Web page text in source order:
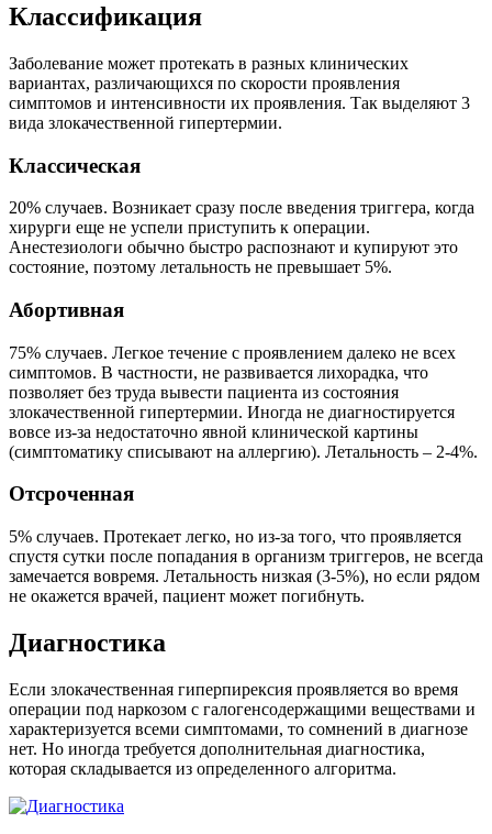
Классификация
Заболевание может протекать в разных клинических
вариантах, различающихся по скорости проявления
симптомов и интенсивности их проявления. Так выделяют 3
вида злокачественной гипертермии.
Классическая
20% случаев. Возникает сразу после введения триггера, когда
хирурги еще не успели приступить к операции.
Анестезиологи обычно быстро распознают и купируют это
состояние, поэтому летальность не превышает 5%.
Абортивная
75% случаев. Легкое течение с проявлением далеко не всех
симптомов. В частности, не развивается лихорадка, что
позволяет без труда вывести пациента из состояния
злокачественной гипертермии. Иногда не диагностируется
вовсе из-за недостаточно явной клинической картины
(симптоматику списывают на аллергию). Летальность – 2-4%.
Отсроченная
5% случаев. Протекает легко, но из-за того, что проявляется
спустя сутки после попадания в организм триггеров, не всегда
замечается вовремя. Летальность низкая (3-5%), но если рядом
не окажется врачей, пациент может погибнуть.
Диагностика
Если злокачественная гиперпирексия проявляется во время
операции под наркозом с галогенсодержащими веществами и
характеризуется всеми симптомами, то сомнений в диагнозе
нет. Но иногда требуется дополнительная диагностика,
которая складывается из определенного алгоритма.